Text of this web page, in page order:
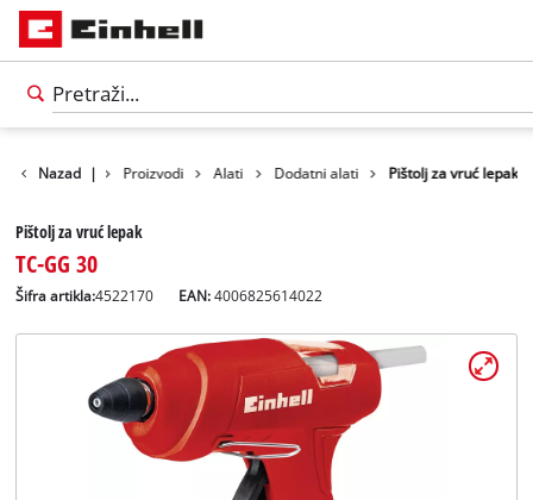
Nazad | Proizvodi Alati Dodatni alati Pištolj za vruć lepak
Pištolj za vruć lepak
TC-GG 30
Šifra artikla:4522170 EAN:4006825614022